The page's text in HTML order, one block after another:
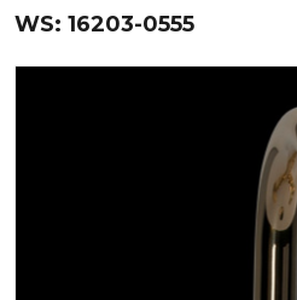
WS: 16203-0555